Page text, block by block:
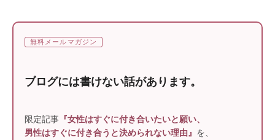
無料メールマガジン
ブログには書けない話があります。
限定記事 『女性はすぐに付き合いたいと願い、
男性はすぐに付き合うと決められない理由』 を、